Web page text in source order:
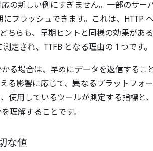
の新しい例にすぎません。一部のサ
フラッシュできます。これは、HTTP
ちらも、早期ヒントと同様の効果があ
測定され、TTFB となる理由の 1 つです。
る場合は、早めにデータを返信する
る影響に応じて、異なるプラットフォ
使用しているツールが測定する指標と
理解することです。
な値